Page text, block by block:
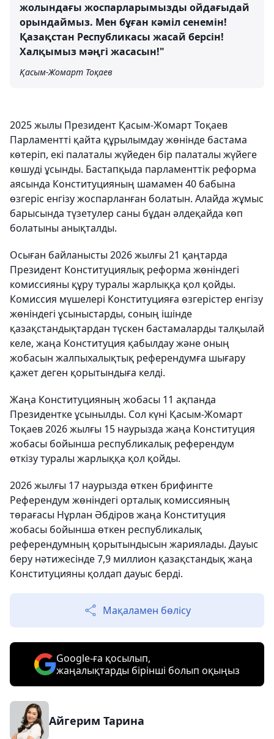
жолындағы жоспарларымызды ойдағыдай
орындаймыз. Мен бұған кәміл сенемін!
Қазақстан Республикасы жасай берсін!
Халқымыз мәңгі жасасын!"
Қасым-Жомарт Тоқаев
2025 жылы Президент Қасым-Жомарт Тоқаев
Парламентті қайта құрылымдау жөнінде бастама
көтеріп, екі палаталы жүйеден бір палаталы жүйеге
көшуді ұсынды. Бастапқыда парламенттік реформа
аясында Конституцияның шамамен 40 бабына
өзгеріс енгізу жоспарланған болатын. Алайда жұмыс
барысында түзетулер саны бұдан әлдеқайда көп
болатыны анықталды.
Осыған байланысты 2026 жылғы 21 қаңтарда
Президент Конституциялық реформа жөніндегі
комиссияны құру туралы жарлыққа қол қойды.
Комиссия мүшелері Конституцияға өзгерістер енгізу
жөніндегі ұсыныстарды, соның ішінде
қазақстандықтардан түскен бастамаларды талқылай
келе, жаңа Конституция қабылдау және оның
жобасын жалпыхалықтық референдумға шығару
қажет деген қорытындыға келді.
Жаңа Конституцияның жобасы 11 ақпанда
Президентке ұсынылды. Сол күні Қасым-Жомарт
Тоқаев 2026 жылғы 15 наурызда жаңа Конституция
жобасы бойынша республикалық референдум
өткізу туралы жарлыққа қол қойды.
2026 жылғы 17 наурызда өткен брифингте
Референдум жөніндегі орталық комиссияның
төрағасы Нұрлан Әбдіров жаңа Конституция
жобасы бойынша өткен республикалық
референдумның қорытындысын жариялады. Дауыс
беру нәтижесінде 7,9 миллион қазақстандық жаңа
Конституцияны қолдап дауыс берді.
Мақаламен бөлісу
Google-ға қосылып,
жаңалықтарды бірінші болып оқыңыз
Айгерим Тарина